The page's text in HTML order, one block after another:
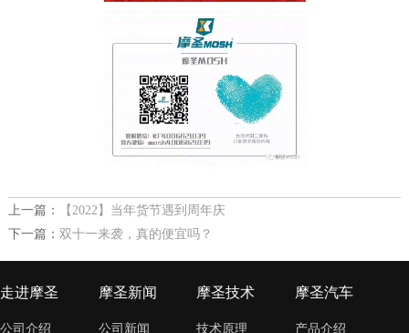
上一篇：
【2022】当年货节遇到周年庆
下一篇： 双十一来袭，真的便宜吗？
走进摩圣
公司介绍
摩圣新闻
公司新闻
摩圣技术
技术原理
摩圣汽车
产品介绍